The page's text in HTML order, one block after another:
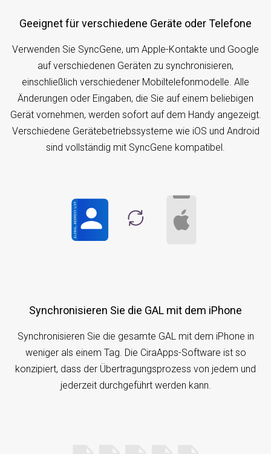
Geeignet für verschiedene Geräte oder Telefone
Verwenden Sie SyncGene, um Apple-Kontakte und Google
auf verschiedenen Geräten zu synchronisieren,
einschließlich verschiedener Mobiltelefonmodelle. Alle
Änderungen oder Eingaben, die Sie auf einem beliebigen
Gerät vornehmen, werden sofort auf dem Handy angezeigt.
Verschiedene Gerätebetriebssysteme wie iOS und Android
sind vollständig mit SyncGene kompatibel.
Synchronisieren Sie die GAL mit dem iPhone
Synchronisieren Sie die gesamte GAL mit dem iPhone in
weniger als einem Tag. Die CiraApps-Software ist so
konzipiert, dass der Übertragungsprozess von jedem und
jederzeit durchgeführt werden kann.